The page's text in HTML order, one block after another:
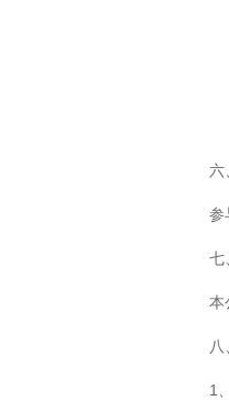
六
参
七
本
1